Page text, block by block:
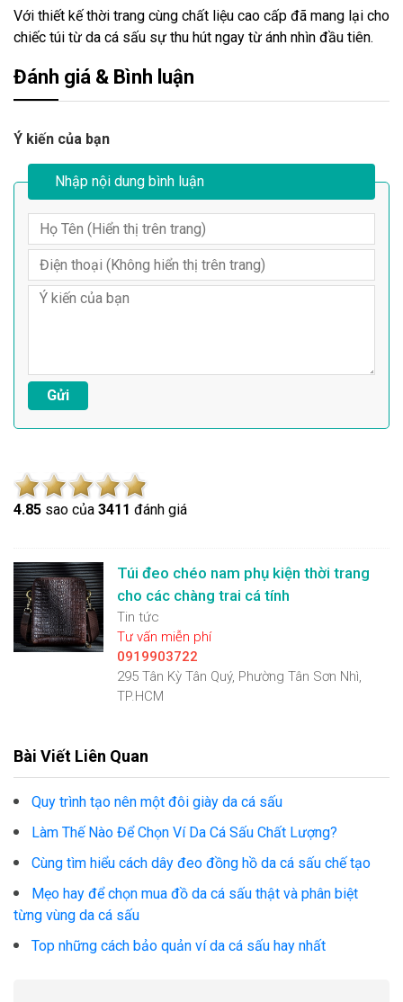
Với thiết kế thời trang cùng chất liệu cao cấp đã mang lại cho
chiếc túi từ da cá sấu sự thu hút ngay từ ánh nhìn đầu tiên.
Đánh giá & Bình luận
Ý kiến của bạn
Nhập nội dung bình luận
4.85 sao của 3411 đánh giá
Túi đeo chéo nam phụ kiện thời trang
cho các chàng trai cá tính
Tin tức
Tư vấn miễn phí
0919903722
295 Tân Kỳ Tân Quý, Phường Tân Sơn Nhì,
TP.HCM
Bài Viết Liên Quan
Quy trình tạo nên một đôi giày da cá sấu
Làm Thế Nào Để Chọn Ví Da Cá Sấu Chất Lượng?
Cùng tìm hiểu cách dây đeo đồng hồ da cá sấu chế tạo
Mẹo hay để chọn mua đồ da cá sấu thật và phân biệt
từng vùng da cá sấu
Top những cách bảo quản ví da cá sấu hay nhất